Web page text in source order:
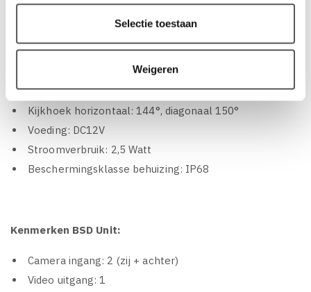
Selectie toestaan
Weigeren
Kenmerken Camera:
Video systeem: PAL CVBS video 420 TVL
Kijkhoek horizontaal: 144°, diagonaal 150°
Voeding: DC12V
Stroomverbruik: 2,5 Watt
Beschermingsklasse behuizing: IP68
Kenmerken BSD Unit:
Camera ingang: 2 (zij + achter)
Video uitgang: 1